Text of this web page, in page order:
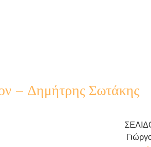
– Δημήτρης Σωτάκης